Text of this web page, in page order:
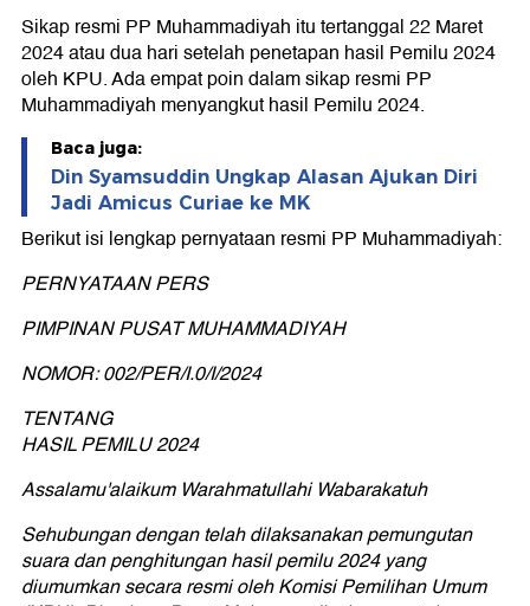
Sikap resmi PP Muhammadiyah itu tertanggal 22 Maret
2024 atau dua hari setelah penetapan hasil Pemilu 2024
oleh KPU. Ada empat poin dalam sikap resmi PP
Muhammadiyah menyangkut hasil Pemilu 2024.
Baca juga:
Din Syamsuddin Ungkap Alasan Ajukan Diri
Jadi Amicus Curiae ke MK
Berikut isi lengkap pernyataan resmi PP Muhammadiyah:
PERNYATAAN PERS
PIMPINAN PUSAT MUHAMMADIYAH
NOMOR: 002/PER/I.0/I/2024
TENTANG
HASIL PEMILU 2024
Assalamu'alaikum Warahmatullahi Wabarakatuh
Sehubungan dengan telah dilaksanakan pemungutan
suara dan penghitungan hasil pemilu 2024 yang
diumumkan secara resmi oleh Komisi Pemilihan Umum